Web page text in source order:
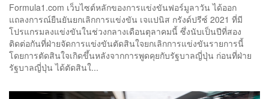
Formula1.com เว็บไซต์หลักของการแข่งขันฟอร์มูลาวัน ได้ออก
แถลงการณ์ยืนยันยกเลิกการแข่งขัน เจแปนิส กรังด์ปรีซ์ 2021 ที่มี
โปรแกรมลงแข่งขันในช่วงกลางเดือนตุลาคมนี้ ซึ่งนับเป็นปีที่สอง
ติดต่อกันที่ฝ่ายจัดการแข่งขันตัดสินใจยกเลิกการแข่งขันรายการนี้
โดยการตัดสินใจเกิดขึ้นหลังจากการพูดคุยกับรัฐบาลญี่ปุ่น ก่อนที่ฝ่าย
รัฐบาลญี่ปุ่น ได้ตัดสินใ...